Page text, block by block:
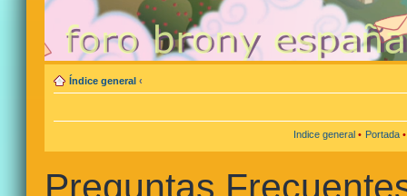
Índice general ‹
Indice general • Portada
Preguntas